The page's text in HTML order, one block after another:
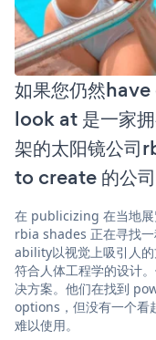
如果您仍然
look at 是一家
架的太阳镜公
to create 的公司
在 publicizing 在当地展
rbia shades 正在寻找
ability以视觉上吸引人
符合人体工程学的设计
决方案。他们在找到
options，但没有一个看
难以使用。